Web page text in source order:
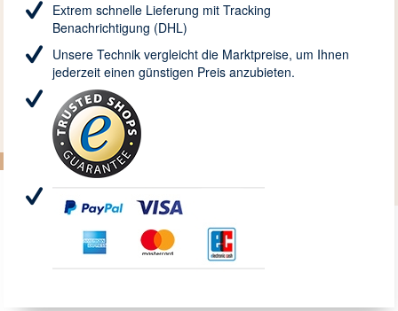
Extrem schnelle Lieferung mit Tracking
Benachrichtigung (DHL)
Unsere Technik vergleicht die Marktpreise, um Ihnen
jederzeit einen günstigen Preis anzubieten.